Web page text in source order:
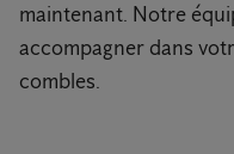
maintenant. Notre
accompagner dans
combles.